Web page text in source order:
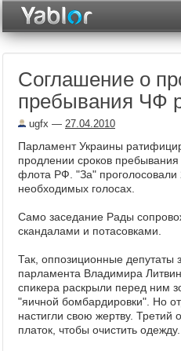
Соглашение о
пребывания ЧФ
ugfx — 27.04.2010
Парламент Украины
продлении сроков
флота РФ. "За" проголосовали
необходимых голосах.
Само заседание Рады
скандалами и потасовками.
Так, оппозиционные депутаты
парламента Владимира
спикера раскрыли перед ним
"яичной бомбардировки". Но
настигли свою жертву. Третий
платок, чтобы очистить одежду.